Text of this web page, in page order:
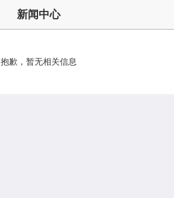
新闻中心
抱歉，暂无相关信息